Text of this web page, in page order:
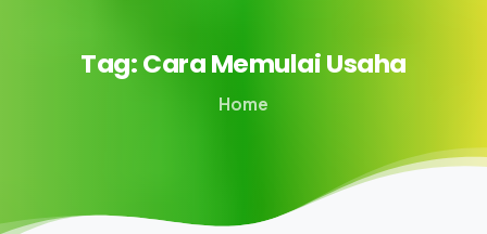
Tag:CaraMemulaiUsaha
Home